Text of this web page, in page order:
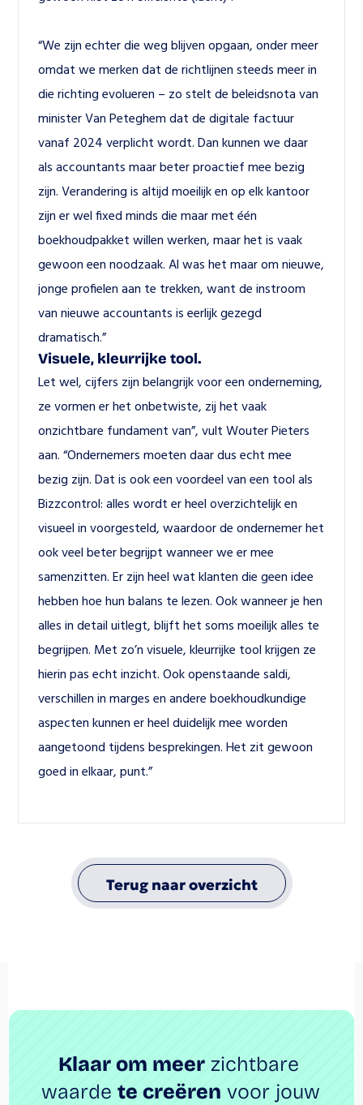
“We zijn echter die weg blijven opgaan, onder meer
omdat we merken dat de richtlijnen steeds meer in
die richting evolueren – zo stelt de beleidsnota van
minister Van Peteghem dat de digitale factuur
vanaf 2024 verplicht wordt. Dan kunnen we daar
als accountants maar beter proactief mee bezig
zijn. Verandering is altijd moeilijk en op elk kantoor
zijn er wel fixed minds die maar met één
boekhoudpakket willen werken, maar het is vaak
gewoon een noodzaak. Al was het maar om nieuwe,
jonge profielen aan te trekken, want de instroom
van nieuwe accountants is eerlijk gezegd
dramatisch.”
Visuele, kleurrijke tool.
Let wel, cijfers zijn belangrijk voor een onderneming,
ze vormen er het onbetwiste, zij het vaak
onzichtbare fundament van”, vult Wouter Pieters
aan. “Ondernemers moeten daar dus echt mee
bezig zijn. Dat is ook een voordeel van een tool als
Bizzcontrol: alles wordt er heel overzichtelijk en
visueel in voorgesteld, waardoor de ondernemer het
ook veel beter begrijpt wanneer we er mee
samenzitten. Er zijn heel wat klanten die geen idee
hebben hoe hun balans te lezen. Ook wanneer je hen
alles in detail uitlegt, blijft het soms moeilijk alles te
begrijpen. Met zo’n visuele, kleurrijke tool krijgen ze
hierin pas echt inzicht. Ook openstaande saldi,
verschillen in marges en andere boekhoudkundige
aspecten kunnen er heel duidelijk mee worden
aangetoond tijdens besprekingen. Het zit gewoon
goed in elkaar, punt.”
Terug naar overzicht
Klaar om meer zichtbare
waarde te creëren voor jouw